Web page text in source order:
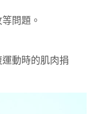
問題。
動時的肌肉捐